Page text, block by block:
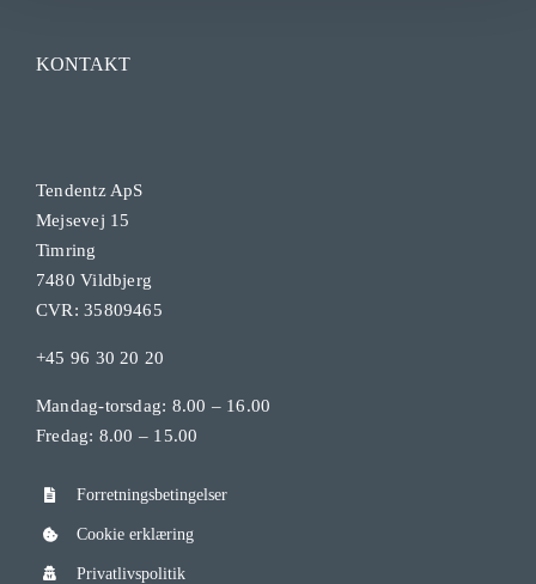
KONTAKT
Tendentz ApS
Mejsevej 15
Timring
7480 Vildbjerg
CVR: 35809465
+45 96 30 20 20
Mandag-torsdag: 8.00 – 16.00
Fredag: 8.00 – 15.00
Forretningsbetingelser
Cookie erklæring
Privatlivspolitik